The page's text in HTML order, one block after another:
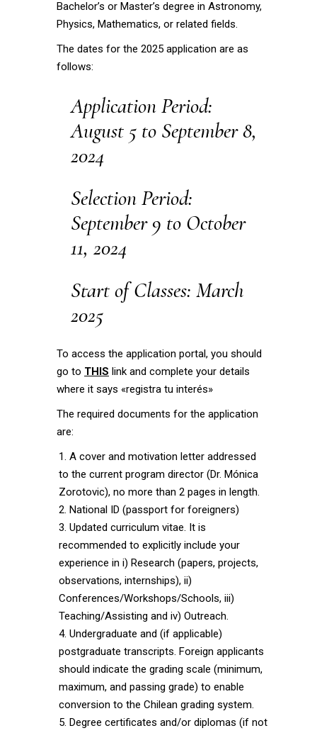
Bachelor’s or Master’s degree in Astronomy,
Physics, Mathematics, or related fields.
The dates for the 2025 application are as
follows:
Application Period:
August 5 to September 8,
2024
Selection Period:
September 9 to October
11, 2024
Start of Classes: March
2025
To access the application portal, you should
go to THIS link and complete your details
where it says «registra tu interés»
The required documents for the application
are:
A cover and motivation letter addressed
to the current program director (Dr. Mónica
Zorotovic), no more than 2 pages in length.
National ID (passport for foreigners)
Updated curriculum vitae. It is
recommended to explicitly include your
experience in i) Research (papers, projects,
observations, internships), ii)
Conferences/Workshops/Schools, iii)
Teaching/Assisting and iv) Outreach.
Undergraduate and (if applicable)
postgraduate transcripts. Foreign applicants
should indicate the grading scale (minimum,
maximum, and passing grade) to enable
conversion to the Chilean grading system.
Degree certificates and/or diplomas (if not